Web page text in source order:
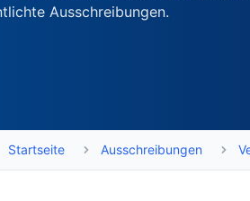
Ausschreibungen.
Startseite Ausschreibungen